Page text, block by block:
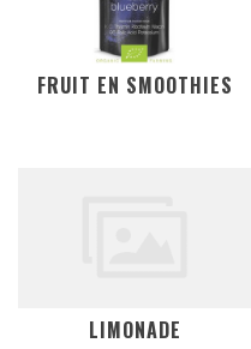
FRUIT EN SMOOTHIES
LIMONADE